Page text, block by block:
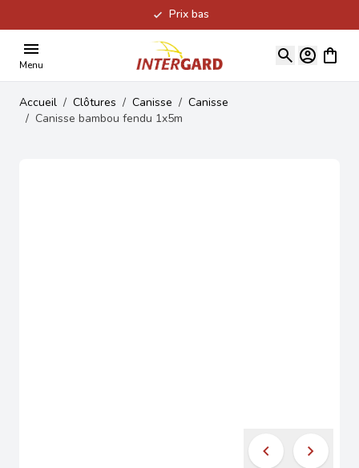
Prix bas
Menu
Voir
Accueil / Clôtures / Canisse / Canisse
/ Canisse bambou fendu 1x5m